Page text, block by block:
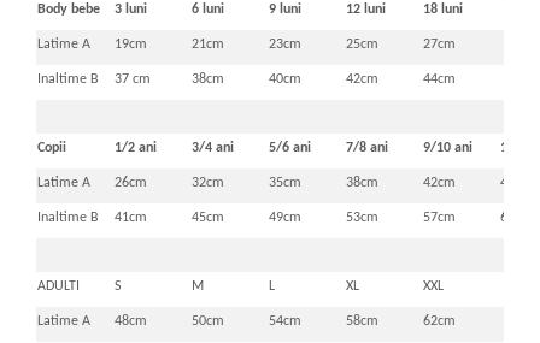
Body bebe 3 luni 6 luni 9 luni 12 luni 18 luni
Latime A 19cm 21cm 23cm 25cm 27cm
Inaltime B 37 cm 38cm 40cm 42cm 44cm
Copii 1/2 ani 3/4 ani 5/6 ani 7/8 ani 9/10 ani 11/12
Latime A 26cm 32cm 35cm 38cm 42cm 46cm
Inaltime B 41cm 45cm 49cm 53cm 57cm 61cm
ADULTI S M L XL XXL
Latime A 48cm 50cm 54cm 58cm 62cm